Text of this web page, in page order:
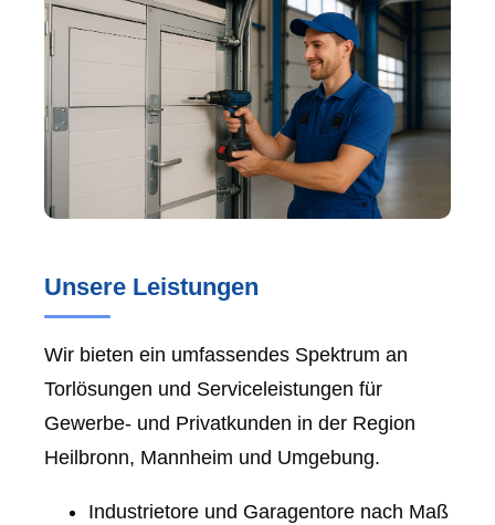
Unsere Leistungen
Wir bieten ein umfassendes Spektrum an
Torlösungen und Serviceleistungen für
Gewerbe- und Privatkunden in der Region
Heilbronn, Mannheim und Umgebung.
Industrietore und Garagentore nach Maß